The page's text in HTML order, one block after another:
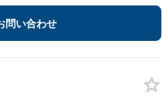
問い合わせ